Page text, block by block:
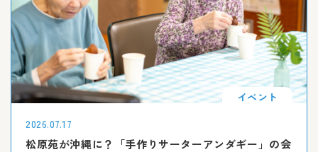
イベント
2026.07.17
松原苑が沖縄に？「手作りサーターアンダギー」の会